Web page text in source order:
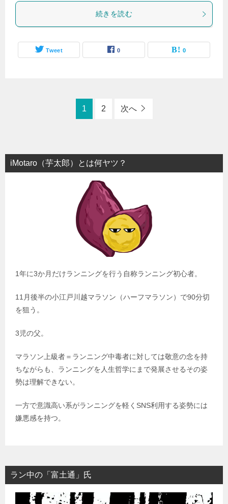
続きを読む
Tweet 0 0
1 2 次へ
iMotaro（芋太郎）とは何ヤツ？
1年に3か月だけランニングを行う自称ランニング初心者。
11月後半の小江戸川越マラソン（ハーフマラソン）で90分切
を狙う。
3児の父。
マラソン上級者＝ランニング中毒者に対しては敬意の念を持
ちながらも、ランニングを人生哲学にまで発展させるその姿
勢は理解できない。
一方で意識高い系がランニングを軽くSNS利用する姿勢には
嫌悪感を持つ。
ラン中の「富土通」氏